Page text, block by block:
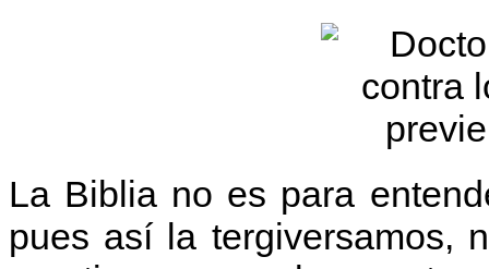
La Biblia no es para
pues así la tergiversamos,